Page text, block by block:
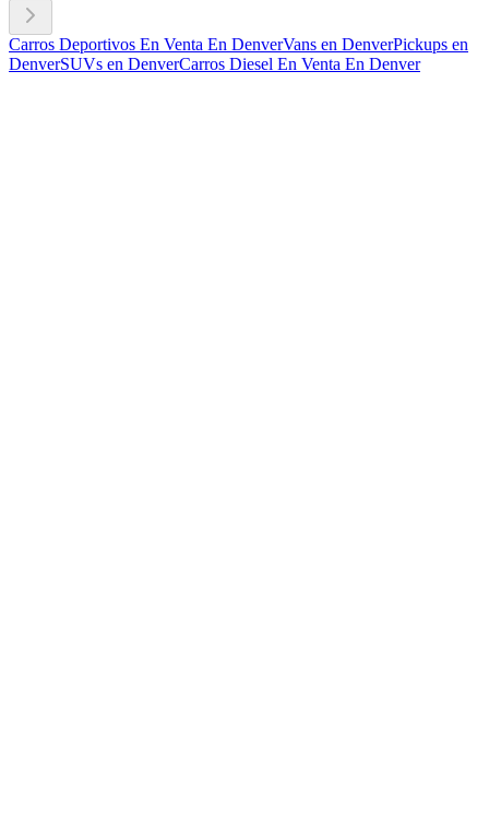
Carros Deportivos En Venta En DenverVans en DenverPickups en
DenverSUVs en DenverCarros Diesel En Venta En Denver